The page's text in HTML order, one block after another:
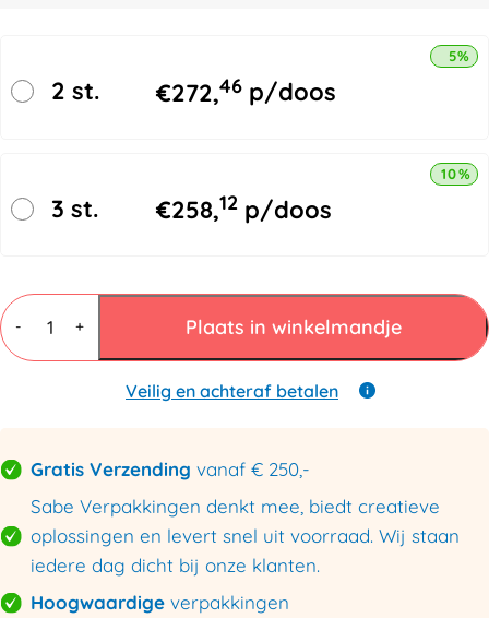
2 st. €272,46 p/doos
5%
3 st. €258,12 p/doos
10%
-
Hoekbeschermers
golfkarton
60x60x18x1200mm
aantal
+ Plaats in winkelmandje
Veilig en achteraf betalen
Gratis Verzending vanaf € 250,-
Sabe Verpakkingen denkt mee, biedt creatieve
oplossingen en levert snel uit voorraad. Wij staan
iedere dag dicht bij onze klanten.
Hoogwaardige verpakkingen